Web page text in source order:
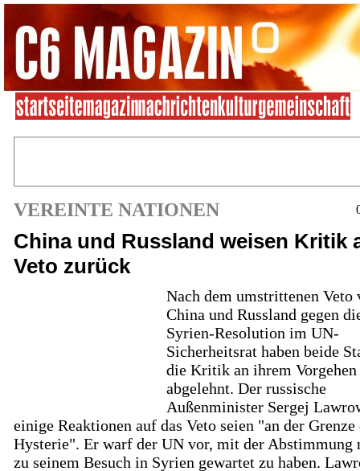
VEREINTE NATIONEN
China und Russland weisen Kritik
Veto zurück
Nach dem umstrittenen Veto
China und Russland gegen
Syrien-Resolution im UN-
Sicherheitsrat haben beide
die Kritik an ihrem Vorgehen
abgelehnt. Der russische
Außenminister Sergej
einige Reaktionen auf das Veto seien "an der Grenze
Hysterie". Er warf der UN vor, mit der Abstimmung
zu seinem Besuch in Syrien gewartet zu haben.